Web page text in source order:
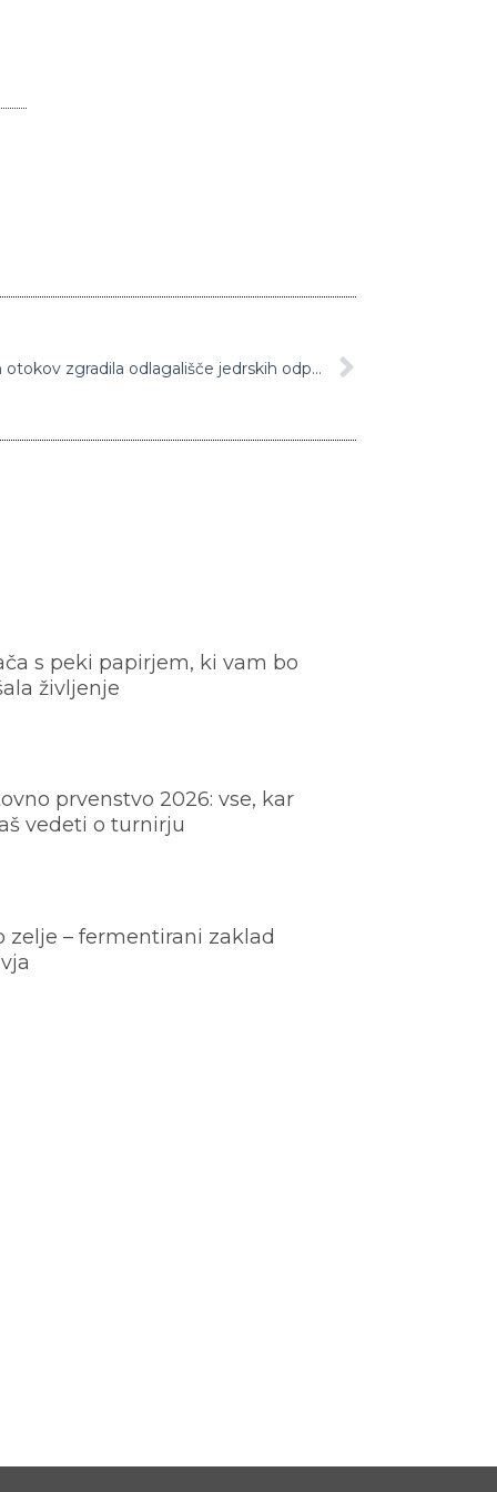
Italija bi na enem svojih najlepših otokov zgradila odlagališče jedrskih odpadkov
s peki papirjem, ki vam bo
življenje
prvenstvo 2026: vse, kar
vedeti o turnirju
zelje – fermentirani zaklad